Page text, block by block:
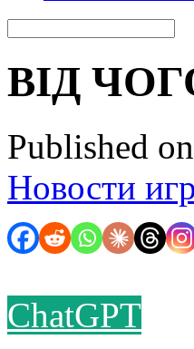
ВІД
Published
Новости
ChatGPT